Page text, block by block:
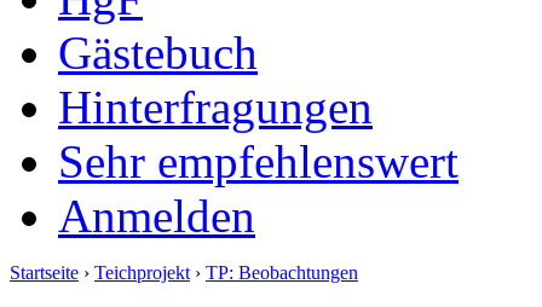
Gästebuch
Hinterfragungen
Sehr empfehlenswert
Anmelden
Startseite › Teichprojekt › TP: Beobachtungen